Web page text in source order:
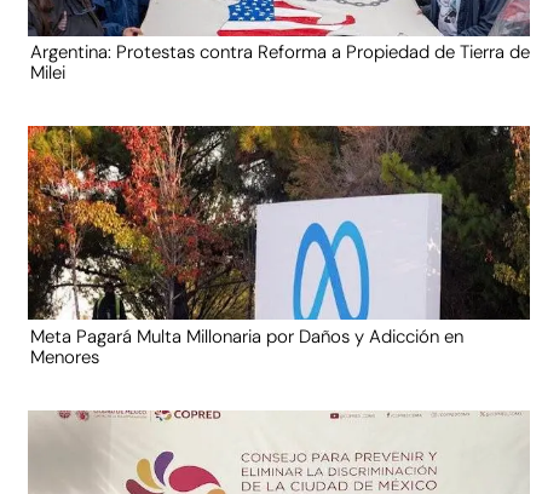
Argentina: Protestas contra Reforma a Propiedad de Tierra de
Milei
Meta Pagará Multa Millonaria por Daños y Adicción en
Menores